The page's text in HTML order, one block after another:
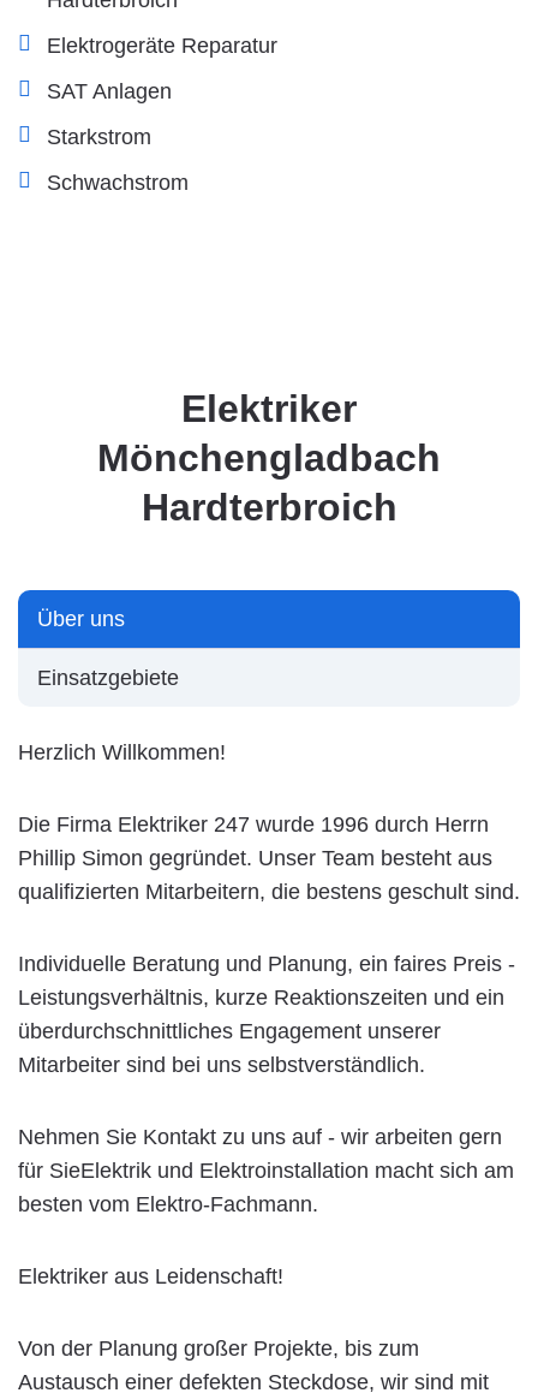
Elektrogeräte Reparatur
SAT Anlagen
Starkstrom
Schwachstrom
Elektriker
Mönchengladbach
Hardterbroich
Über uns
Einsatzgebiete
Herzlich Willkommen!
Die Firma Elektriker 247 wurde 1996 durch Herrn
Phillip Simon gegründet. Unser Team besteht aus
qualifizierten Mitarbeitern, die bestens geschult sind.
Individuelle Beratung und Planung, ein faires Preis -
Leistungsverhältnis, kurze Reaktionszeiten und ein
überdurchschnittliches Engagement unserer
Mitarbeiter sind bei uns selbstverständlich.
Nehmen Sie Kontakt zu uns auf - wir arbeiten gern
für SieElektrik und Elektroinstallation macht sich am
besten vom Elektro-Fachmann.
Elektriker aus Leidenschaft!
Von der Planung großer Projekte, bis zum
Austausch einer defekten Steckdose, wir sind mit